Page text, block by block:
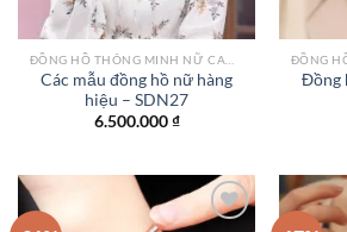
Các mẫu đồng hồ nữ hàng
hiệu – SDN27
6.500.000₫
Đồng